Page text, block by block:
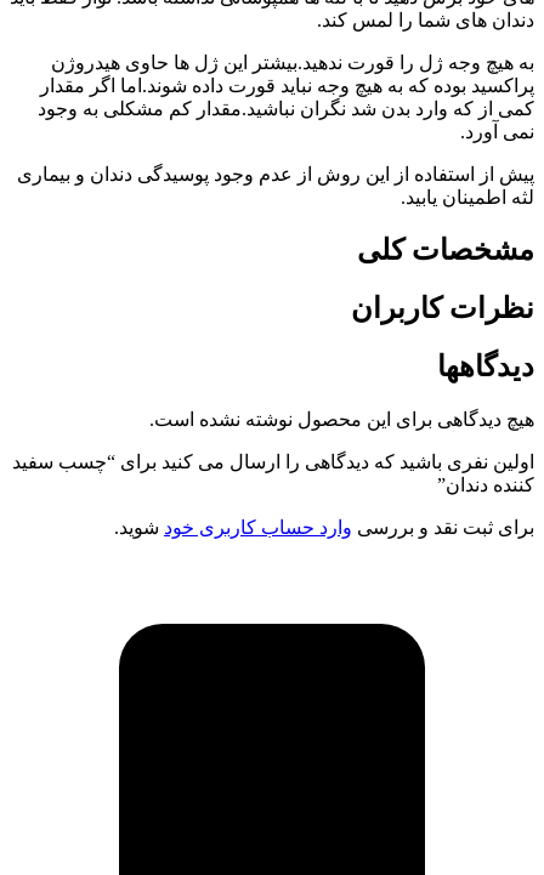
دندان های شما را لمس کند.
به هیچ وجه ژل را قورت ندهید.بیشتر این ژل ها حاوی هیدروژن
پراکسید بوده که به هیچ وجه نباید قورت داده شوند.اما اگر مقدار
کمی از که وارد بدن شد نگران نباشید.مقدار کم مشکلی به وجود
نمی آورد.
پیش از استفاده از این روش از عدم وجود پوسیدگی دندان و بیماری
لثه اطمینان یابید.
مشخصات کلی
نظرات کاربران
دیدگاهها
هیچ دیدگاهی برای این محصول نوشته نشده است.
اولین نفری باشید که دیدگاهی را ارسال می کنید برای “چسب سفید
کننده دندان”
برای ثبت نقد و بررسی وارد حساب کاربری خود شوید.